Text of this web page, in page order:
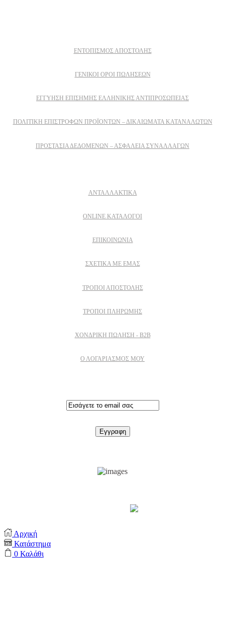
ΕΝΤΟΠΙΣΜΟΣ ΑΠΟΣΤΟΛΗΣ
ΓΕΝΙΚΟΙ ΟΡΟΙ ΠΩΛΗΣΕΩΝ
ΕΓΓΎΗΣΗ ΕΠΊΣΗΜΗΣ ΕΛΛΗΝΙΚΉΣ ΑΝΤΙΠΡΟΣΩΠΕΊΑΣ
ΠΟΛΙΤΙΚΉ ΕΠΙΣΤΡΟΦΏΝ ΠΡΟΪΌΝΤΩΝ – ΔΙΚΑΙΏΜΑΤΑ ΚΑΤΑΝΑΛΩΤΏΝ
ΠΡΟΣΤΑΣΊΑ ΔΕΔΟΜΈΝΩΝ – ΑΣΦΆΛΕΙΑ ΣΥΝΑΛΛΑΓΏΝ
ΑΝΤΑΛΛΑΚΤΙΚΑ
ONLINE ΚΑΤΑΛΟΓΟΙ
ΕΠΙΚΟΙΝΩΝΙΑ
ΣΧΕΤΙΚΆ ΜΕ ΕΜΆΣ
ΤΡΌΠΟΙ ΑΠΟΣΤΟΛΉΣ
ΤΡΌΠΟΙ ΠΛΗΡΩΜΉΣ
ΧΟΝΔΡΙΚΉ ΠΏΛΗΣΗ - B2B
Ο ΛΟΓΑΡΙΑΣΜΟΣ ΜΟΥ
Αρχική
Κατάστημα
0 Καλάθι